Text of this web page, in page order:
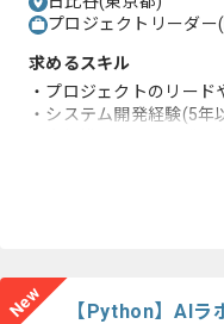
プロジェクトリーダー
求めるスキル
・プロジェクトのリー
・システム開発経験(5年
New
【Python】AIラ